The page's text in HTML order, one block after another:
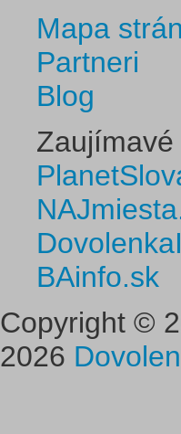
Mapa
Partneri
Blog
Zaujímavé
BAinfo.sk
Copyright ©
2026